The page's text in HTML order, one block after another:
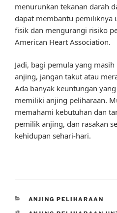
menurunkan tekanan darah
dapat membantu pemiliknya
fisik dan mengurangi risiko
American Heart Association.
Jadi, bagi pemula yang
anjing, jangan takut atau
Ada banyak keuntungan
memiliki anjing peliharaan.
memahami kebutuhan dan
pemilik anjing, dan rasakan
kehidupan sehari-hari.
CATEGORIES
ANJING PELIHARAAN